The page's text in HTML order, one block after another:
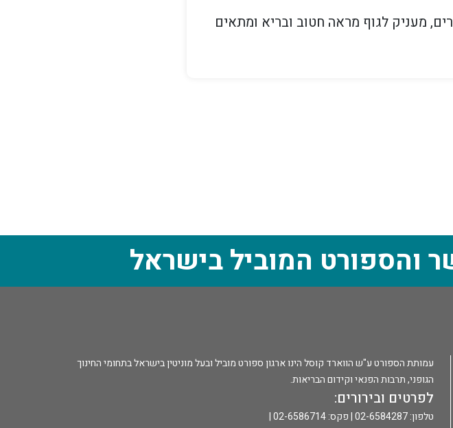
מעניק לגוף מראה חטוב ובריא ומתאים
והספורט המוביל בישראל
עמותת הספורט ע"ש הווארד קוסל הינו ארגון ספורט מוביל ובעל מוניטין בישראל בתחומי החינוך
הגופני, תרבות הפנאי וקידום הבריאות.
לפרטים ובירורים:
טלפון: 02-6584287 | פקס: 02-6586714 |